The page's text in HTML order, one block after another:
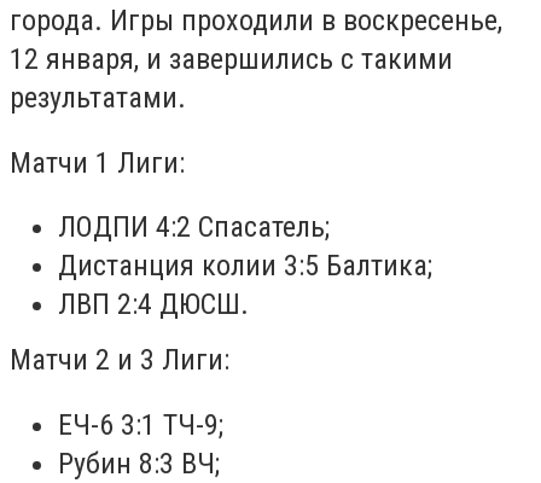
города. Игры проходили в воскресенье,
12 января, и завершились с такими
результатами.
Матчи 1 Лиги:
ЛОДПИ 4:2 Спасатель;
Дистанция колии 3:5 Балтика;
ЛВП 2:4 ДЮСШ.
Матчи 2 и 3 Лиги:
ЕЧ-6 3:1 ТЧ-9;
Рубин 8:3 ВЧ;